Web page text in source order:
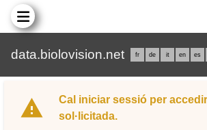
data.biolovision.net fr de it en es
Cal iniciar sessió per
sol·licitada.